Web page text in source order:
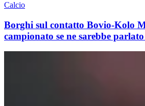
Calcio
Borghi sul contatto Bovio-Kolo
campionato se ne sarebbe